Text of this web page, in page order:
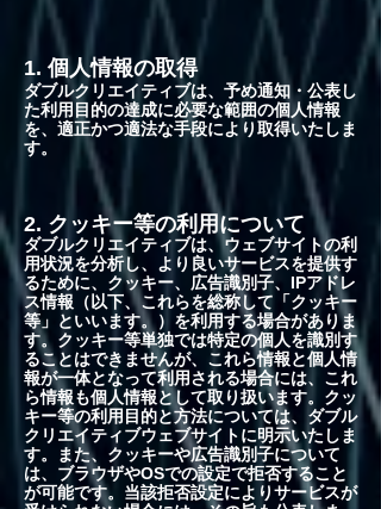
1. 個人情報の取得
ダブルクリエイティブは、予め通知・公表し
た利用目的の達成に必要な範囲の個人情報
を、適正かつ適法な手段により取得いたしま
す。
2. クッキー等の利用について
ダブルクリエイティブは、ウェブサイトの利
用状況を分析し、より良いサービスを提供す
るために、クッキー、広告識別子、IPアドレ
ス情報（以下、これらを総称して「クッキー
等」といいます。）を利用する場合がありま
す。クッキー等単独では特定の個人を識別す
ることはできませんが、これら情報と個人情
報が一体となって利用される場合には、これ
ら情報も個人情報として取り扱います。クッ
キー等の利用目的と方法については、ダブル
クリエイティブウェブサイトに明示いたしま
す。また、クッキーや広告識別子について
は、ブラウザやOSでの設定で拒否すること
が可能です。当該拒否設定によりサービスが